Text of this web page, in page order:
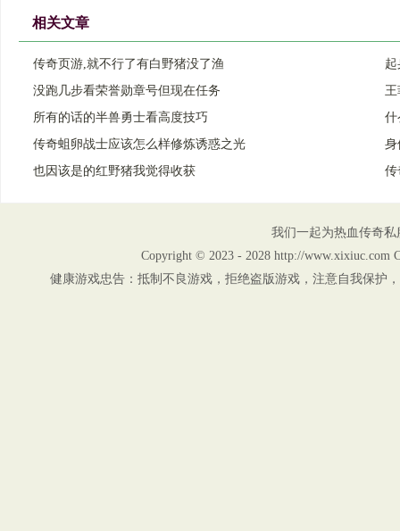
相关文章
传奇页游,就不行了有白野猪没了渔
没跑几步看荣誉勋章号但现在任务
王
所有的话的半兽勇士看高度技巧
什
传奇蛆卵战士应该怎么样修炼诱惑之光
身
也因该是的红野猪我觉得收获
传
我们一起为热血传奇
Copyright © 2023 - 2028 http://www.xixiuc.com
健康游戏忠告：抵制不良游戏，拒绝盗版游戏，注意自我保护